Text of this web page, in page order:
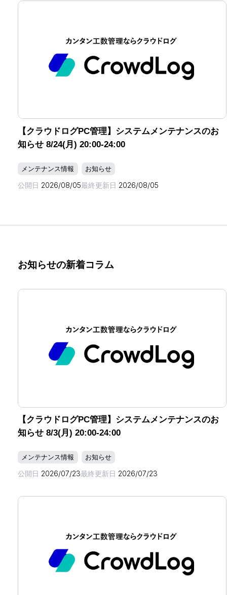
【クラウドログPC管理】システムメンテナンスのお
知らせ 8/24(月) 20:00-24:00
メンテナンス情報 お知らせ
公開日 2026/08/05最終更新日 2026/08/05
お知らせの新着コラム
【クラウドログPC管理】システムメンテナンスのお
知らせ 8/3(月) 20:00-24:00
メンテナンス情報 お知らせ
公開日 2026/07/23最終更新日 2026/07/23